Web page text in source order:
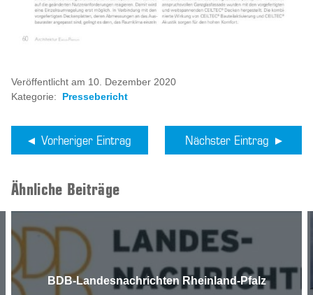
Veröffentlicht am 10. Dezember 2020
Kategorie:
Pressebericht
Vorheriger Eintrag Nächster Eintrag
Ähnliche Beiträge
BDB-Landesnachrichten Rheinland-Pfalz